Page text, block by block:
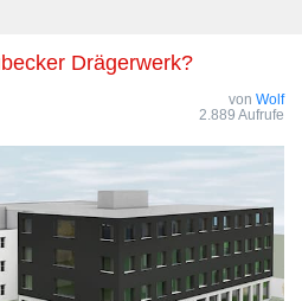
Drägerwerk?
von Wolf
2.889 Aufrufe